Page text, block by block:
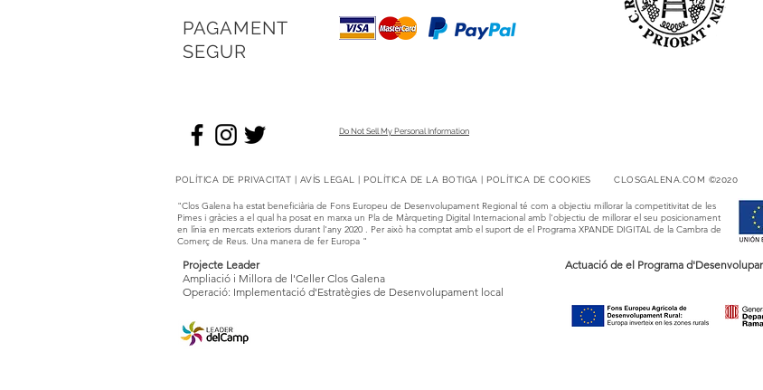
PAGAMENT
SEGUR
Do Not Sell My Personal Information
POLÍTICA DE PRIVACITAT | AVÍS LEGAL | POLÍTICA DE LA BOTIGA | POLÍTICA DE COOKIES CLOSGALENA.COM ©2020​​
"Clos Galena ha estat beneficiària de Fons Europeu de Desenvolupament Regional té com a objectiu millorar la competitivitat de les
Pimes i gràcies a el qual ha posat en marxa un Pla de Màrqueting Digital Internacional amb l'objectiu de millorar el seu posicionament
en línia en mercats exteriors durant l'any 2020 . Per això ha comptat amb el suport de el Programa XPANDE DIGITAL de la Cambra de
Comerç de Reus. Una manera de fer Europa "
Projecte Leader
Ampliació i Millora de l'Celler Clos Galena
Operació: Implementació d'Estratègies de Desenvolupament local
Actuació de el Programa